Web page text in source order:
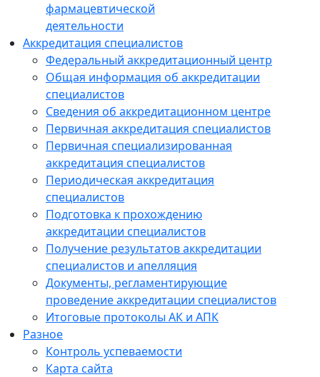
фармацевтической
деятельности
Аккредитация специалистов
Федеральный аккредитационный центр
Общая информация об аккредитации
специалистов
Сведения об аккредитационном центре
Первичная аккредитация специалистов
Первичная специализированная
аккредитация специалистов
Периодическая аккредитация
специалистов
Подготовка к прохождению
аккредитации специалистов
Получение результатов аккредитации
специалистов и апелляция
Документы, регламентирующие
проведение аккредитации специалистов
Итоговые протоколы АК и АПК
Разное
Контроль успеваемости
Карта сайта